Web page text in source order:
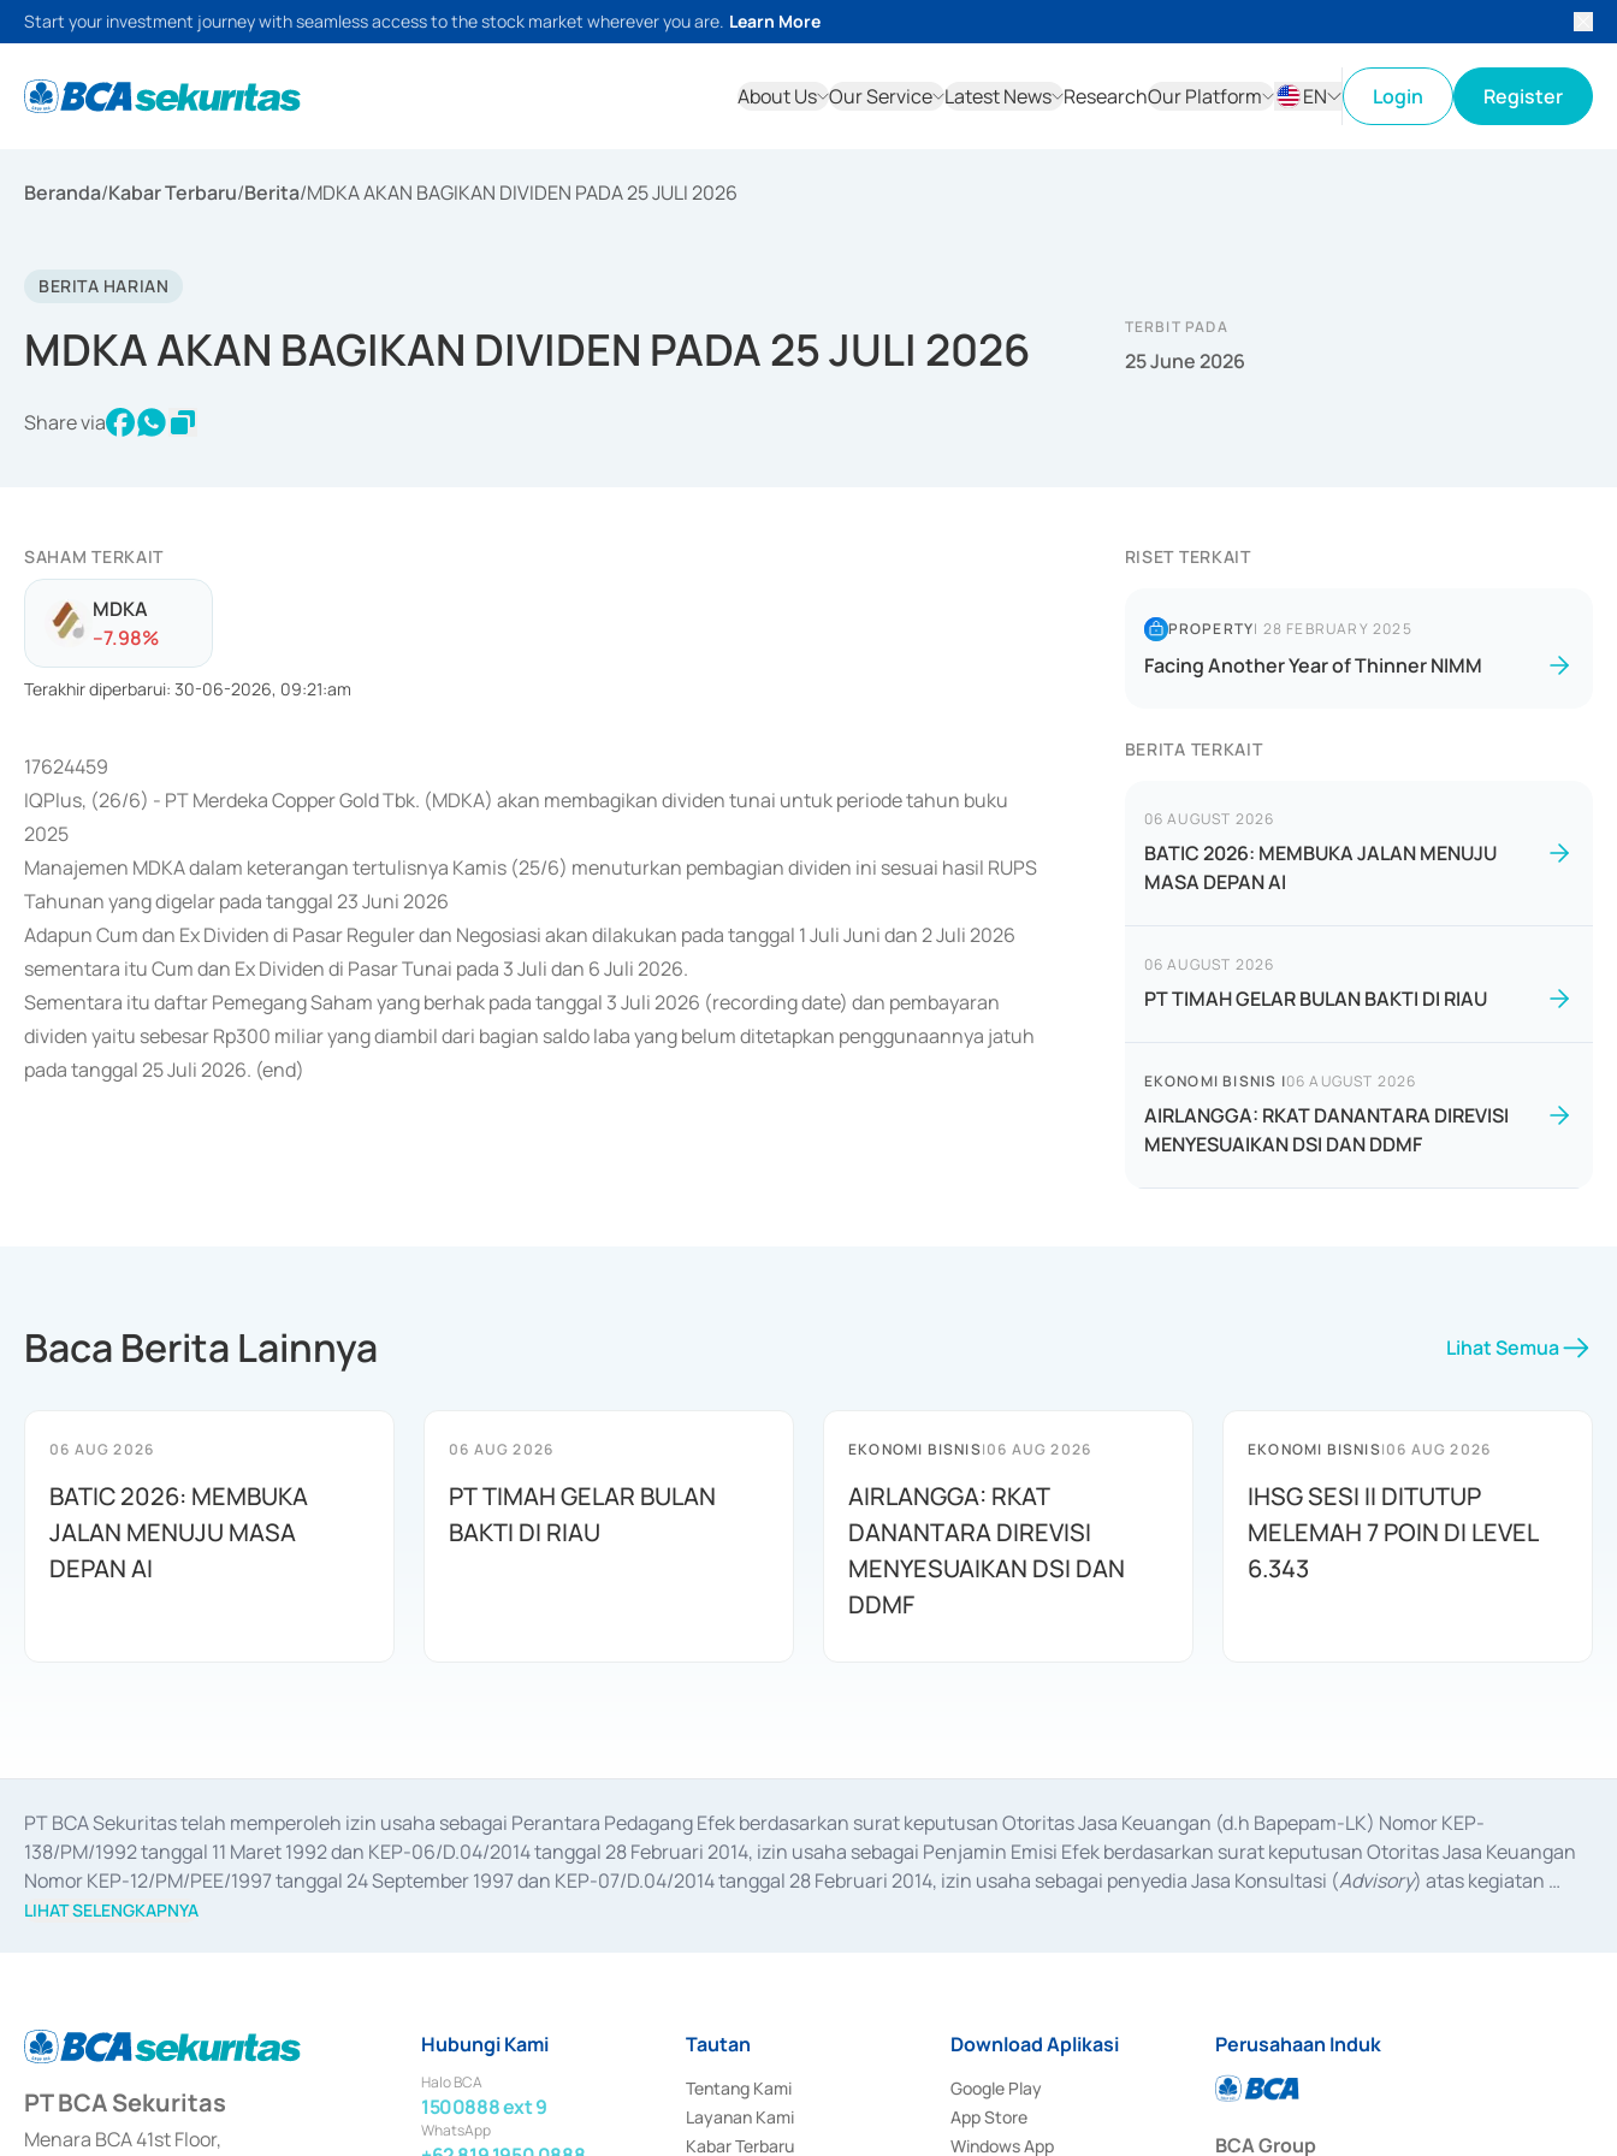
Start your investment journey with seamless access to the stock market wherever you are. Learn More
About Us Our Service Latest News ResearchOur Platform
EN
Login Register
Beranda/Kabar Terbaru/Berita/MDKA AKAN BAGIKAN DIVIDEN PADA 25 JULI 2026
BERITA HARIAN
MDKA AKAN BAGIKAN DIVIDEN PADA 25 JULI 2026
Share via
TERBIT PADA
25 June 2026
SAHAM TERKAIT
MDKA
--7.98%
Terakhir diperbarui: 30-06-2026, 09:21:am
17624459
IQPlus, (26/6) - PT Merdeka Copper Gold Tbk. (MDKA) akan membagikan dividen tunai untuk periode tahun buku
2025
Manajemen MDKA dalam keterangan tertulisnya Kamis (25/6) menuturkan pembagian dividen ini sesuai hasil RUPS
Tahunan yang digelar pada tanggal 23 Juni 2026
Adapun Cum dan Ex Dividen di Pasar Reguler dan Negosiasi akan dilakukan pada tanggal 1 Juli Juni dan 2 Juli 2026
sementara itu Cum dan Ex Dividen di Pasar Tunai pada 3 Juli dan 6 Juli 2026.
Sementara itu daftar Pemegang Saham yang berhak pada tanggal 3 Juli 2026 (recording date) dan pembayaran
dividen yaitu sebesar Rp300 miliar yang diambil dari bagian saldo laba yang belum ditetapkan penggunaannya jatuh
pada tanggal 25 Juli 2026. (end)
RISET TERKAIT
PROPERTY| 28 FEBRUARY 2025
Facing Another Year of Thinner NIMM
BERITA TERKAIT
06 AUGUST 2026
BATIC 2026: MEMBUKA JALAN MENUJU
MASA DEPAN AI
06 AUGUST 2026
PT TIMAH GELAR BULAN BAKTI DI RIAU
EKONOMI BISNIS |06 AUGUST 2026
AIRLANGGA: RKAT DANANTARA DIREVISI
MENYESUAIKAN DSI DAN DDMF
Baca Berita Lainnya Lihat Semua
06 AUG 2026
BATIC 2026: MEMBUKA
JALAN MENUJU MASA
DEPAN AI
06 AUG 2026
PT TIMAH GELAR BULAN
BAKTI DI RIAU
EKONOMI BISNIS|06 AUG 2026
AIRLANGGA: RKAT
DANANTARA DIREVISI
MENYESUAIKAN DSI DAN
DDMF
EKONOMI BISNIS|06 AUG 2026
IHSG SESI II DITUTUP
MELEMAH 7 POIN DI LEVEL
6.343
PT BCA Sekuritas telah memperoleh izin usaha sebagai Perantara Pedagang Efek berdasarkan surat keputusan Otoritas Jasa Keuangan (d.h Bapepam-LK) Nomor KEP-
138/PM/1992 tanggal 11 Maret 1992 dan KEP-06/D.04/2014 tanggal 28 Februari 2014, izin usaha sebagai Penjamin Emisi Efek berdasarkan surat keputusan Otoritas Jasa Keuangan
Nomor KEP-12/PM/PEE/1997 tanggal 24 September 1997 dan KEP-07/D.04/2014 tanggal 28 Februari 2014, izin usaha sebagai penyedia Jasa Konsultasi (Advisory) atas kegiatan
merger, akuisisi, divestasi, dan
LIHAT SELENGKAPNYA
PT BCA Sekuritas
Menara BCA 41st Floor,
Hubungi Kami
Halo BCA
1500888 ext 9
WhatsApp
Tautan
Tentang Kami
Layanan Kami
Kabar Terbaru
Download Aplikasi
Google Play
App Store
Windows App
Perusahaan Induk
BCA Group